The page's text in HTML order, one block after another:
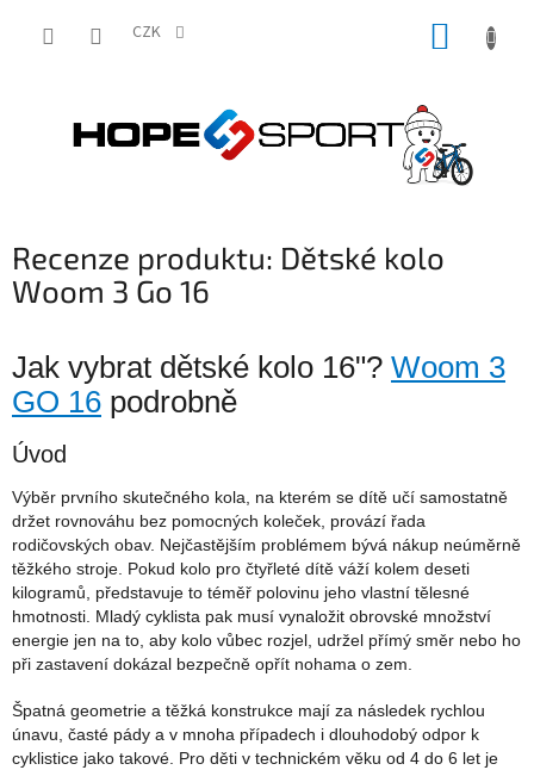
CZK
Recenze produktu: Dětské kolo
Woom 3 Go 16
Jak vybrat dětské kolo 16"? Woom 3
GO 16 podrobně
Úvod
Výběr prvního skutečného kola, na kterém se dítě učí samostatně
držet rovnováhu bez pomocných koleček, provází řada
rodičovských obav. Nejčastějším problémem bývá nákup neúměrně
těžkého stroje. Pokud kolo pro čtyřleté dítě váží kolem deseti
kilogramů, představuje to téměř polovinu jeho vlastní tělesné
hmotnosti. Mladý cyklista pak musí vynaložit obrovské množství
energie jen na to, aby kolo vůbec rozjel, udržel přímý směr nebo ho
při zastavení dokázal bezpečně opřít nohama o zem.
Špatná geometrie a těžká konstrukce mají za následek rychlou
únavu, časté pády a v mnoha případech i dlouhodobý odpor k
cyklistice jako takové. Pro děti v technickém věku od 4 do 6 let je